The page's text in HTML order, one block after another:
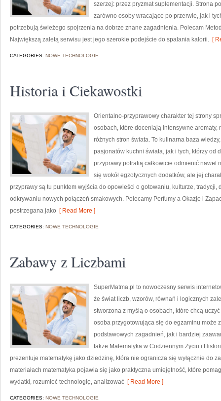
szerzej: przez pryzmat suplementacji. Strona
zarówno osoby wracające po przerwie, jak i
potrzebują świeżego spojrzenia na dobrze znane zagadnienia. Polecam
Największą zaletą serwisu jest jego szerokie podejście do spalania kalorii. [
CATEGORIES: NOWE TECHNOLOGIE
Historia i Ciekawostki
Orientalno-przyprawowy charakter tej strony
osobach, które doceniają intensywne
różnych stron świata. To kulinarna baza
pasjonatów kuchni świata, jak i tych, którzy od
przyprawy potrafią całkowicie odmienić nawet
się wokół egzotycznych dodatków, ale jej
przyprawy są tu punktem wyjścia do opowieści o gotowaniu, kulturze, tradycji,
odkrywaniu nowych połączeń smakowych. Polecamy Perfumy a Okazje i
postrzegana jako [ Read More ]
CATEGORIES: NOWE TECHNOLOGIE
Zabawy z Liczbami
SuperMatma.pl to nowoczesny serwis
że świat liczb, wzorów, równań i logicznych
stworzona z myślą o osobach, które chcą
osoba przygotowująca się do egzaminu może
podstawowych zagadnień, jak i bardziej
także Matematyka w Codziennym Życiu i
prezentuje matematykę jako dziedzinę, która nie ogranicza się wyłącznie do
materiałach matematyka pojawia się jako praktyczna umiejętność, które
wydatki, rozumieć technologię, analizować [ Read More ]
CATEGORIES: NOWE TECHNOLOGIE